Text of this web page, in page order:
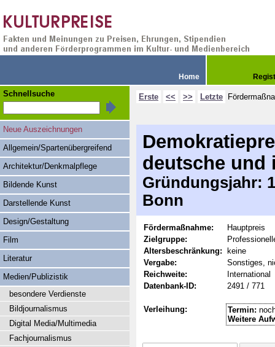
Home
Erste << >> Letzte
deutsche
Gründungsjahr:
Bonn
Fördermaßnahme:
Hauptpreis
Zielgruppe:
Altersbeschränkung:
keine
Vergabe:
Sonstiges,
Reichweite:
International
Datenbank-ID:
2491 / 771
Verleihung: Termin:
Weitere
Schnellsuche
Neue Auszeichnungen
Allgemein/Spartenübergreifend
Architektur/Denkmalpflege
Bildende Kunst
Darstellende Kunst
Design/Gestaltung
Film
Literatur
Medien/Publizistik
besondere Verdienste
Bildjournalismus
Digital Media/Multimedia
Fachjournalismus